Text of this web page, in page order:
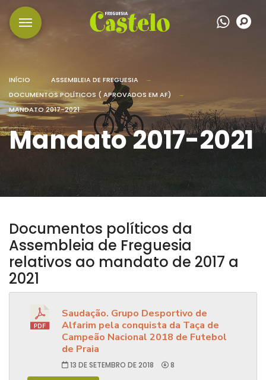
INÍCIO
ASSEMBLEIA DE FREGUESIA
DOCUMENTOS POLÍTICOS ( APROVADOS EM AF)
MANDATO 2017-2021
Mandato 2017-2021
Documentos políticos da
Assembleia de Freguesia
relativos ao mandato de 2017 a
2021
Saudação. Grupo Desportivo de
Alfarim pela conquista da Taça de
Campeão Nacional 2018 de Futebol
de Praia
13 DE SETEMBRO DE 2018 8